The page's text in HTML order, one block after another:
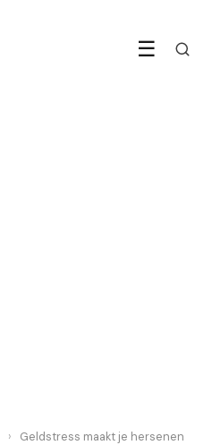
☰
›
Geldstress maakt je hersenen